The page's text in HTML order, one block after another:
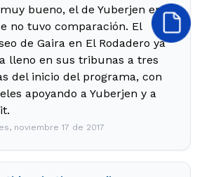
bueno, el de Yuberjen en la
no tuvo comparación. El
de Gaira en El Rodadero ya
lleno en sus tribunas a tres
del inicio del programa, con
apoyando a Yuberjen y a
noviembre 17 de 2017